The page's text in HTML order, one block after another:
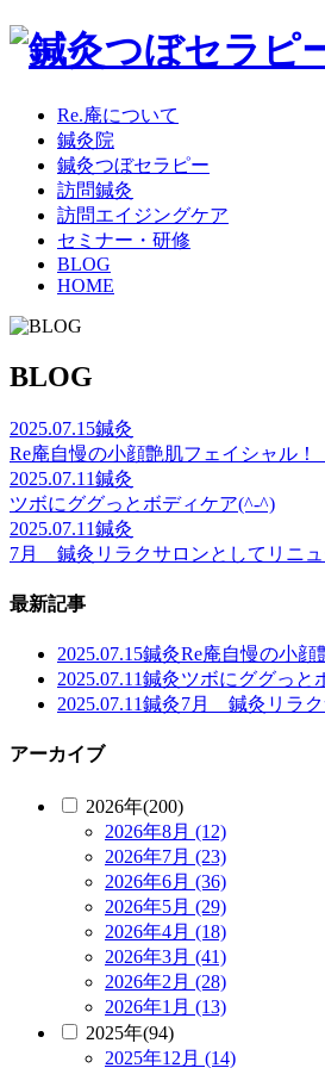
Re.庵について
鍼灸院
鍼灸つぼセラピー
訪問鍼灸
訪問エイジングケア
セミナー・研修
BLOG
HOME
BLOG
2025.07.15鍼灸
Re庵自慢の小顔艶肌フェイシャル
2025.07.11鍼灸
ツボにググっとボディケア(^-^)
2025.07.11鍼灸
7月 鍼灸リラクサロンとしてリニュ
最新記事
2025.07.15鍼灸Re庵自慢の小
2025.07.11鍼灸ツボにググっと
2025.07.11鍼灸7月 鍼灸リラク
アーカイブ
2026年(200)
2026年8月 (12)
2026年7月 (23)
2026年6月 (36)
2026年5月 (29)
2026年4月 (18)
2026年3月 (41)
2026年2月 (28)
2026年1月 (13)
2025年(94)
2025年12月 (14)